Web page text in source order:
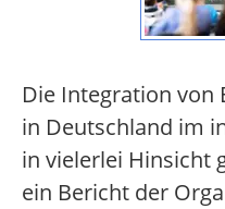
Die Integration von
in Deutschland im
in vielerlei Hinsicht
ein Bericht der